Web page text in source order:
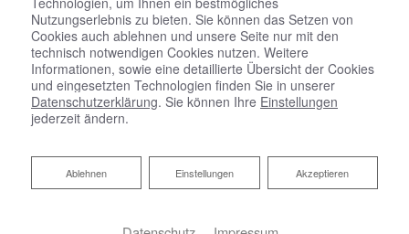
Nutzungserlebnis zu bieten. Sie können das Setzen von
Cookies auch ablehnen und unsere Seite nur mit den
technisch notwendigen Cookies nutzen. Weitere
Informationen, sowie eine detaillierte Übersicht der Cookies
und eingesetzten Technologien finden Sie in unserer
Datenschutzerklärung. Sie können Ihre Einstellungen
jederzeit ändern.
Akzeptieren
Einstellungen
Ablehnen
Ablehnen